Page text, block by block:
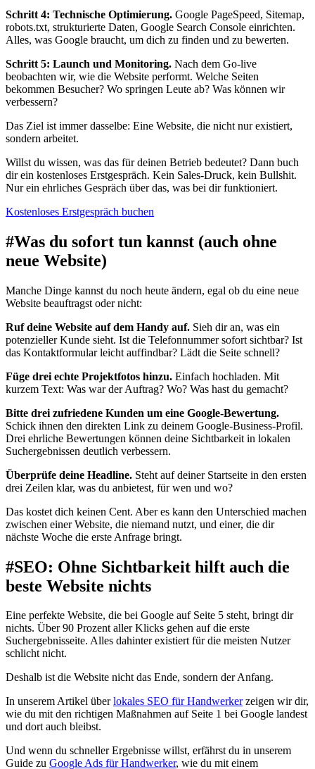
Schritt 4: Technische Optimierung. Google PageSpeed, Sitemap,
robots.txt, strukturierte Daten, Google Search Console einrichten.
Alles, was Google braucht, um dich zu finden und zu bewerten.
Schritt 5: Launch und Monitoring. Nach dem Go-live
beobachten wir, wie die Website performt. Welche Seiten
bekommen Besucher? Wo springen Leute ab? Was können wir
verbessern?
Das Ziel ist immer dasselbe: Eine Website, die nicht nur existiert,
sondern arbeitet.
Willst du wissen, was das für deinen Betrieb bedeutet? Dann buch
dir ein kostenloses Erstgespräch. Kein Sales-Druck, kein Bullshit.
Nur ein ehrliches Gespräch über das, was bei dir funktioniert.
Kostenloses Erstgespräch buchen
#Was du sofort tun kannst (auch ohne
neue Website)
Manche Dinge kannst du noch heute ändern, egal ob du eine neue
Website beauftragst oder nicht:
Ruf deine Website auf dem Handy auf. Sieh dir an, was ein
potenzieller Kunde sieht. Ist die Telefonnummer sofort sichtbar? Ist
das Kontaktformular leicht auffindbar? Lädt die Seite schnell?
Füge drei echte Projektfotos hinzu. Einfach hochladen. Mit
kurzem Text: Was war der Auftrag? Wo? Was hast du gemacht?
Bitte drei zufriedene Kunden um eine Google-Bewertung.
Schick ihnen den direkten Link zu deinem Google-Business-Profil.
Drei ehrliche Bewertungen können deine Sichtbarkeit in lokalen
Suchergebnissen deutlich verbessern.
Überprüfe deine Headline. Steht auf deiner Startseite in den ersten
drei Zeilen klar, was du anbietest, für wen und wo?
Das kostet dich keinen Cent. Aber es kann den Unterschied machen
zwischen einer Website, die niemand nutzt, und einer, die dir
nächste Woche die erste Anfrage bringt.
#SEO: Ohne Sichtbarkeit hilft auch die
beste Website nichts
Eine perfekte Website, die bei Google auf Seite 5 steht, bringt dir
nichts. Über 90 Prozent aller Klicks gehen auf die erste
Suchergebnisseite. Alles dahinter existiert für die meisten Nutzer
schlicht nicht.
Deshalb ist die Website nicht das Ende, sondern der Anfang.
In unserem Artikel überlokales SEO für Handwerkerzeigen wir dir,
wie du mit den richtigen Maßnahmen auf Seite 1 bei Google landest
und dort auch bleibst.
Und wenn du schneller Ergebnisse willst, erfährst du in unserem
Guide zu Google Ads für Handwerker, wie du mit einem